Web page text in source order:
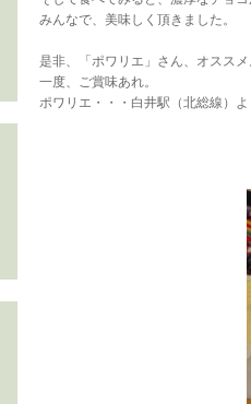
みんなで、美味しく頂きました。
是非、「ポワリエ」さん、オスス
一度、ご賞味あれ。
ポワリエ・・・白井駅（北総線）